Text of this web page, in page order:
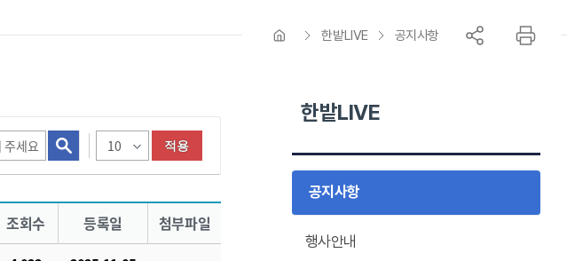
한밭LIVE 공지사항
한밭LIVE
공지사항
행사안내
적용
조회수 등록일 첨부파일